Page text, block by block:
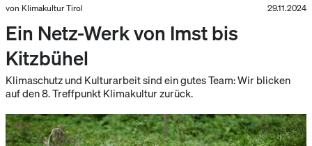
von Klimakultur Tirol 29.11.2024
Ein Netz-Werk von Imst bis
Kitzbühel
Klimaschutz und Kulturarbeit sind ein gutes Team: Wir blicken
auf den 8. Treffpunkt Klimakultur zurück.